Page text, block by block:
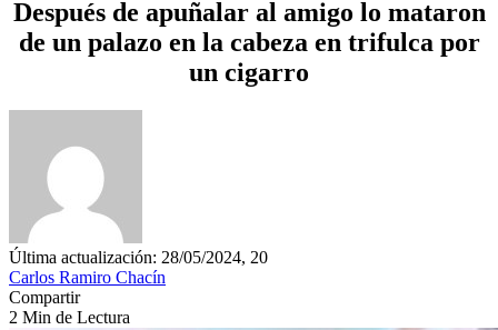
Después de apuñalar al amigo lo mataron
de un palazo en la cabeza en trifulca por
un cigarro
Última actualización: 28/05/2024, 20
Carlos Ramiro Chacín
Compartir
2 Min de Lectura